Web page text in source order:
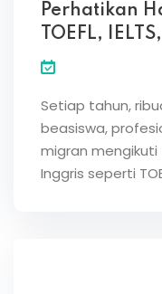
Perhatikan
TOEFL,
Setiap tahun,
beasiswa,
migran
Inggris seperti